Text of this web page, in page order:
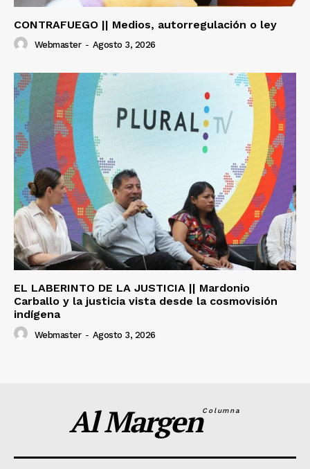
CONTRAFUEGO || Medios, autorregulación o ley
Webmaster - Agosto 3, 2026
EL LABERINTO DE LA JUSTICIA || Mardonio
Carballo y la justicia vista desde la cosmovisión
indígena
Webmaster - Agosto 3, 2026
Al MargenColumna